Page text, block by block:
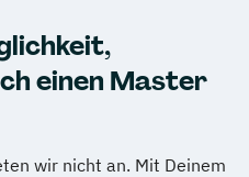
einen Master
wir nicht an. Mit Deinem